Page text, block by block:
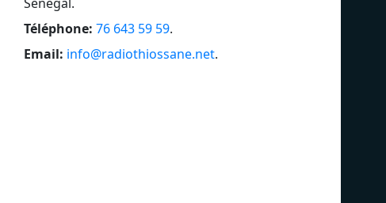
Téléphone: 76 643 59 59.
Email: info@radiothiossane.net.